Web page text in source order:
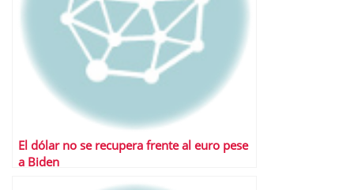
El dólar no se recupera frente al euro pese
a Biden